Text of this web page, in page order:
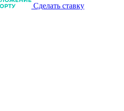
Сделать ставку